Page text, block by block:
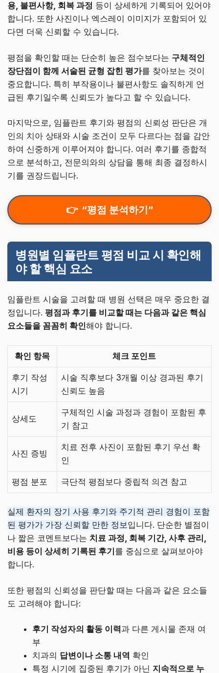
용, 불편사항, 회복 과정 등이 상세하게 기록되어 있어야
합니다. 또한 사진이나 엑스레이 이미지가 포함되어 있
다면 더욱 신뢰할 수 있습니다.
평점을 확인할 때는 단순히 높은 점수보다는 구체적인
장단점이 함께 서술된 균형 잡힌 평가를 찾아보는 것이
중요합니다. 특히 부작용이나 불편사항도 솔직하게 언
급된 후기일수록 신뢰도가 높다고 할 수 있습니다.
마지막으로, 임플란트 후기와 평점의 신뢰성 판단은 개
인의 치아 상태와 시술 조건이 모두 다르다는 점을 감안
하여 신중하게 이루어져야 합니다. 여러 후기를 종합적
으로 분석하고, 전문의와의 상담을 통해 최종 결정하시
기를 권장드립니다.
“평점 분석하기”
병원별 임플란트 평점 비교 시 확인해
야 할 핵심 요소
임플란트 시술을 고려할 때 병원 선택은 매우 중요한 결
정입니다. 평점과 후기를 비교할 때는 다음과 같은 핵심
요소들을 꼼꼼히 확인해야 합니다.
확인 항목 체크 포인트
후기 작성
시기
시술 직후보다 3개월 이상 경과된 후기
신뢰도 높음
상세도
구체적인 시술 과정과 경험이 포함된 후
기 참고
사진 증빙
치료 전후 사진이 포함된 후기 우선 확
인
평점 분포 극단적 평점보다 중립적 의견 참고
실제 환자의 장기 사용 후기와 주기적 관리 경험이 포함
된 평가가 가장 신뢰할 만한 정보입니다. 단순한 별점이
나 짧은 코멘트보다는 치료 과정, 회복 기간, 사후 관리,
비용 등이 상세히 기록된 후기 를 중심으로 살펴보아야
합니다.
또한 평점의 신뢰성을 판단할 때는 다음과 같은 요소들
도 고려해야 합니다:
후기 작성자의 활동 이력과 다른 게시물 존재 여
부
치과의 답변이나 소통 내역 확인
특정 시기에 집중된 후기가 아닌 지속적으로 누